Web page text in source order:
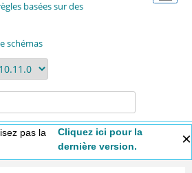
basées sur des
schémas
pas la
Cliquez ici pour la
dernière version.